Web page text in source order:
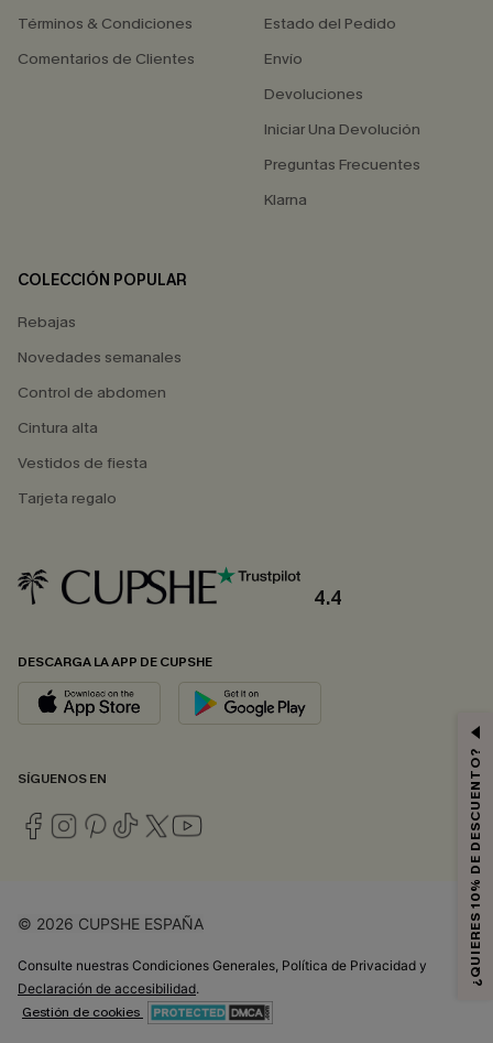
Términos & Condiciones
Comentarios de Clientes
Estado del Pedido
Envío
Devoluciones
Iniciar Una Devolución
Preguntas Frecuentes
Klarna
COLECCIÓN POPULAR
Rebajas
Novedades semanales
Control de abdomen
Cintura alta
Vestidos de fiesta
Tarjeta regalo
4.4
DESCARGA LA APP DE CUPSHE
SÍGUENOS EN
© 2026 CUPSHE ESPAÑA
Consulte nuestras Condiciones Generales Política de Privacidad y
Declaración de accesibilidad.
Gestión de cookies
¿QUIERES 10% DE DESCUENTO?